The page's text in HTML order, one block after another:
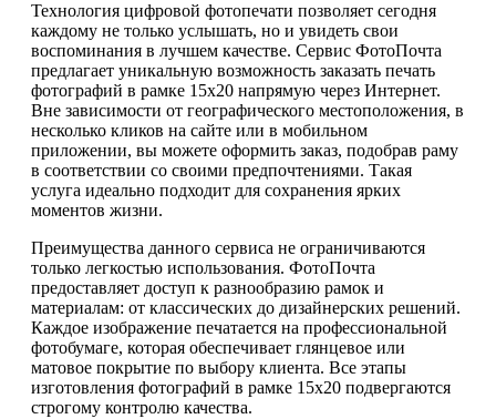
Технология цифровой фотопечати позволяет сегодня
каждому не только услышать, но и увидеть свои
воспоминания в лучшем качестве. Сервис ФотоПочта
предлагает уникальную возможность заказать печать
фотографий в рамке 15х20 напрямую через Интернет.
Вне зависимости от географического местоположения, в
несколько кликов на сайте или в мобильном
приложении, вы можете оформить заказ, подобрав раму
в соответствии со своими предпочтениями. Такая
услуга идеально подходит для сохранения ярких
моментов жизни.
Преимущества данного сервиса не ограничиваются
только легкостью использования. ФотоПочта
предоставляет доступ к разнообразию рамок и
материалам: от классических до дизайнерских решений.
Каждое изображение печатается на профессиональной
фотобумаге, которая обеспечивает глянцевое или
матовое покрытие по выбору клиента. Все этапы
изготовления фотографий в рамке 15х20 подвергаются
строгому контролю качества.